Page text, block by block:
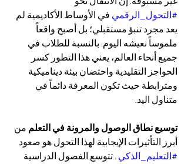
#التحول_الرقمي في الأوساط الأكاديمية لم
يعد مجرد تنبؤ مستقبلي؛ بل أصبح واقعاً
ملموساً نعيشه اليوم. بالنسبة للطلاب في
جميع أنحاء العالم، يعني هذا التطور كسر
الحواجز التقليدية واحتضان بيئة ديناميكية
ومترابطة حيث تكون المعرفة دائماً في
متناول اليد.
توسيع نطاق الوصول والمرونة في التعلم من
أبرز التأثيرات الإيجابية لهذا التحول هو صعود
#التعليم_الذكي . تتوسع الفصول الدراسية